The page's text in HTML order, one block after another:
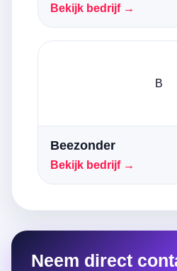
Bekijk bedrijf →
B
Beezonder
Bekijk bedrijf →
Neem direct